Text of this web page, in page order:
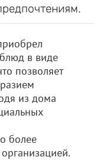
блюд в виде
позволяет
из дома
более